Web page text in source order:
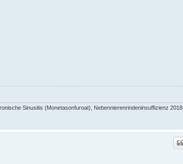
Sinusitis (Monetasonfuroat), Nebennierenrindeninsuffizienz 2018